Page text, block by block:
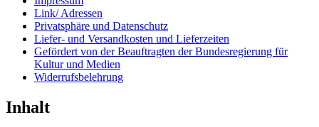
Link/ Adressen
Privatsphäre und Datenschutz
Liefer- und Versandkosten und Lieferzeiten
Gefördert von der Beauftragten der Bundesregierung für
Kultur und Medien
Widerrufsbelehrung
Inhalt